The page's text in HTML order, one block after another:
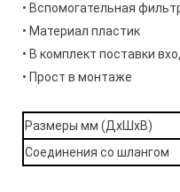
• Вспомогательная
• Материал пластик
• В комплект поставки
• Прост в монтаже
Размеры мм (ДxШxВ)
Соединения со шлангом